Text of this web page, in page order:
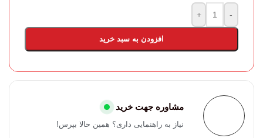
-
+
افزودن به سبد خرید
مشاوره جهت خرید
نیاز به راهنمایی داری؟ همین حالا بپرس!